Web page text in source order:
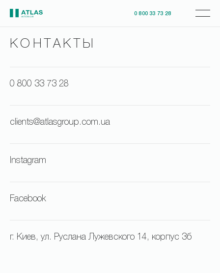
0 800 33 73 28
КОНТАКТЫ
0 800 33 73 28
clients@atlasgroup.com.ua
Instagram
Facebook
г. Киев, ул. Руслана Лужевского 14, корпус 3б